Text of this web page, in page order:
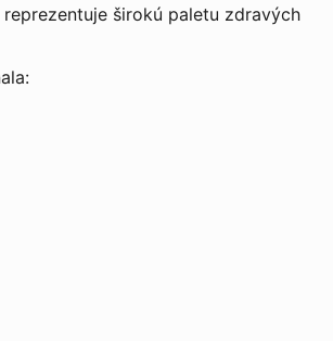
širokú paletu zdravých